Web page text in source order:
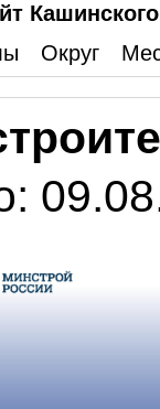
Кашинского
Округ